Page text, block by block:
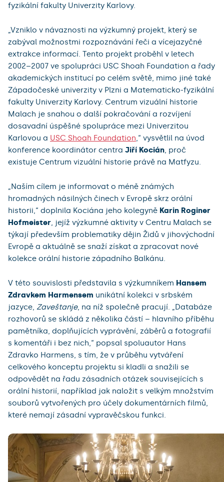
fyzikální fakulty Univerzity Karlovy.
„Vzniklo v návaznosti na výzkumný projekt, který se
zabýval možnostmi rozpoznávání řeči a vícejazyčné
extrakce informací. Tento projekt proběhl v letech
2002–2007 ve spolupráci USC Shoah Foundation a řady
akademických institucí po celém světě, mimo jiné také
Západočeské univerzity v Plzni a Matematicko-fyzikální
fakulty Univerzity Karlovy. Centrum vizuální historie
Malach je snahou o další pokračování a rozvíjení
dosavadní úspěšné spolupráce mezi Univerzitou
Karlovou a USC Shoah Foundation ,“ vysvětlil na úvod
konference koordinátor centra Jiří Kocián , proč
existuje Centrum vizuální historie právě na Matfyzu.
„Naším cílem je informovat o méně známých
hromadných násilných činech v Evropě skrz orální
historii,“ doplnila Kociána jeho kolegyně Karin Roginer
Hofmeister , jejíž výzkumné aktivity v Centru Malach se
týkají především problematiky dějin Židů v jihovýchodní
Evropě a aktuálně se snaží získat a zpracovat nové
kolekce orální historie západního Balkánu.
V této souvislosti představila s výzkumníkem Hansem
Zdravkem Harmensem unikátní kolekci v srbském
jazyce, Zaveštanje, na níž společně pracují. „Databáze
rozhovorů se skládá z několika částí – hlavního příběhu
pamětníka, doplňujících vyprávění, záběrů a fotografií
s komentáři i bez nich,“ popsal spoluautor Hans
Zdravko Harmens, s tím, že v průběhu vytváření
celkového konceptu projektu si kladli a snažili se
odpovědět na řadu zásadních otázek souvisejících s
orální historií, například jak naložit s velkým množstvím
souborů vytvořených pro účely dokumentárních filmů,
které nemají zásadní vypravěčskou funkci.